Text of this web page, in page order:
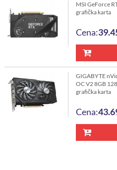
MSI GeForce
grafička karta
Cena:
GIGABYTE
OC V2 8GB
grafička karta
Cena: